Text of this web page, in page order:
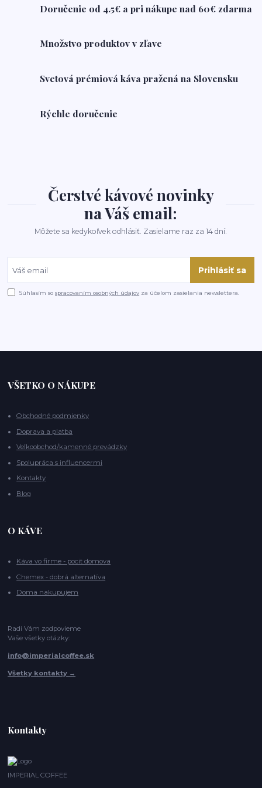
Doručenie od 4.5€ a pri nákupe nad 60€ zdarma
Množstvo produktov v zľave
Svetová prémiová káva pražená na Slovensku
Rýchle doručenie
Čerstvé kávové novinky
na Váš email:
Môžete sa kedykoľvek odhlásiť. Zasielame raz za 14 dní.
Prihlásiť sa
Súhlasím sospracovaním osobných údajov za účelom zasielania newslettera.
VŠETKO O NÁKUPE
Obchodné podmienky
Doprava a platba
Veľkoobchod/kamenné prevádzky
Spolupráca s influencermi
Kontakty
Blog
O KÁVE
Káva vo firme - pocit domova
Chemex - dobrá alternatíva
Doma nakupujem
Radi Vám zodpovieme
Vaše všetky otázky:
info@imperialcoffee.sk
Všetky kontakty →
Kontakty
IMPERIAL COFFEE